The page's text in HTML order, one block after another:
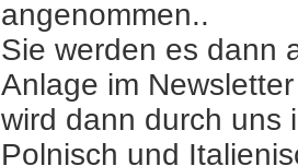
angenommen..
Sie werden es dann
Anlage im
wird dann durch uns
Polnisch und